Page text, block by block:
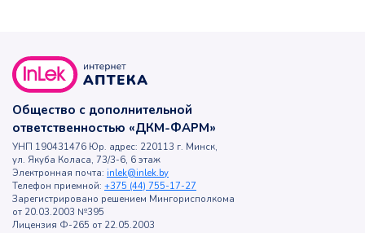
Общество с дополнительной
ответственностью «ДКМ-ФАРМ»
УНП 190431476 Юр. адрес: 220113 г. Минск,
ул. Якуба Коласа, 73/3-6, 6 этаж
Электронная почта: inlek@inlek.by
Телефон приемной: +375 (44) 755-17-27
Зарегистрировано решением Мингорисполкома
от 20.03.2003 №395
Лицензия Ф-265 от 22.05.2003